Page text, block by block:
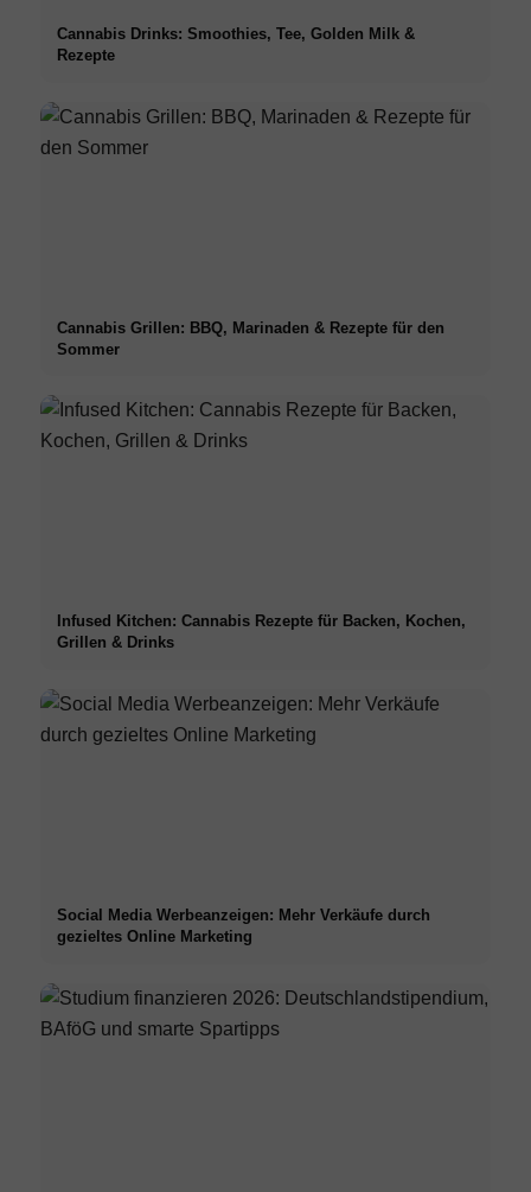
Cannabis Drinks: Smoothies, Tee, Golden Milk &
Rezepte
Cannabis Grillen: BBQ, Marinaden & Rezepte für den
Sommer
Infused Kitchen: Cannabis Rezepte für Backen, Kochen,
Grillen & Drinks
Social Media Werbeanzeigen: Mehr Verkäufe durch
gezieltes Online Marketing